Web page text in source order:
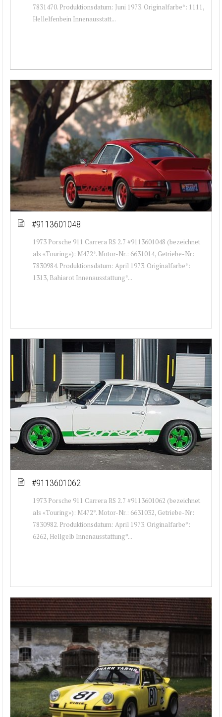
7831470. Produktionsdatum: Juni 1973. Originalfarbe*: 1111,
Hellelfenbein Innenausstatt...
#9113601048
1973 Porsche 911 Carrera RS 2.7 #9113601048 (bezeichnet
als «Touring»): M472*. Motor-Nr.: 6631014, Getriebe-Nr:
7830984. Produktionsdatum: April 1973. Originalfarbe*:
1313, Bahiarot Innenausstattung*...
#9113601062
1973 Porsche 911 Carrera RS 2.7 #9113601062 (bezeichnet
als «Touring»): M472*. Motor-Nr.: 6631032, Getriebe-Nr:
7830982. Produktionsdatum: April 1973. Originalfarbe*:
6262, Hellgelb Innenausstattung*...